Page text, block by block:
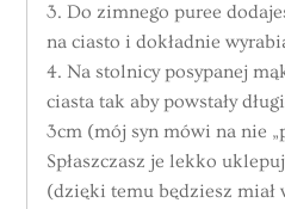
3. Do zimnego puree
na ciasto i dokładnie
4. Na stolnicy posypanej
ciasta tak aby powstały
3cm (mój syn mówi na nie
Spłaszczasz je lekko
(dzięki temu będziesz